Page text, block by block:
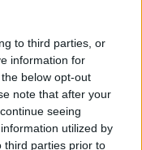
to third parties, or
information for
below opt-out
note that after your
seeing
utilized by
third parties prior to